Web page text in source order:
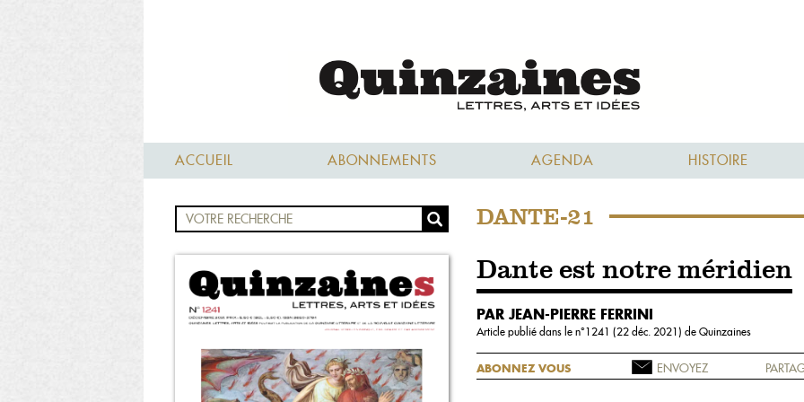
ACCUEIL ABONNEMENTS AGENDA HISTOIRE
DANTE-21
Dante est notre méridien
PAR JEAN-PIERRE FERRINI
Article publié dans le n°1241 (22 déc. 2021)de Quinzaines
ABONNEZ VOUS ENVOYEZ